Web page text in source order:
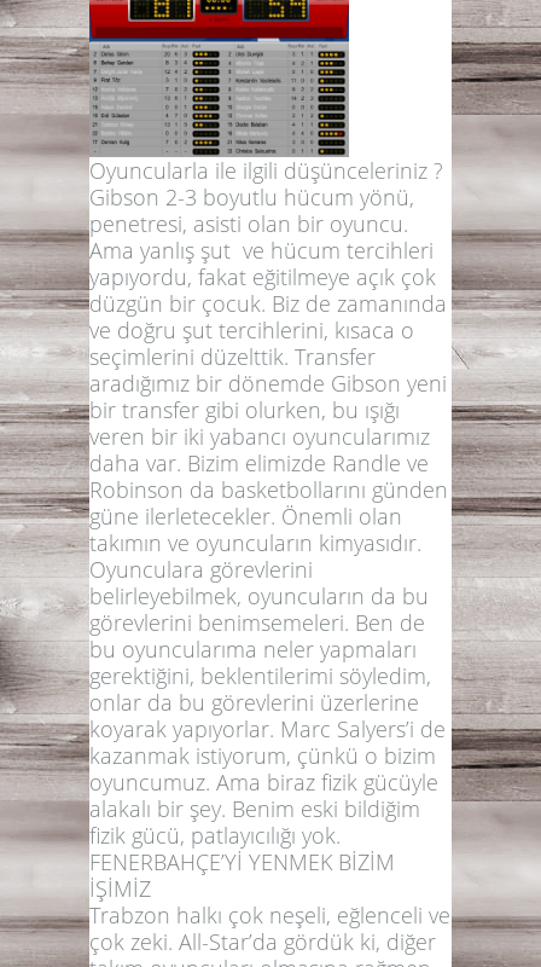
Oyuncularla ile ilgili düşünceleriniz ?
Gibson 2-3 boyutlu hücum yönü,
penetresi, asisti olan bir oyuncu.
Ama yanlış şut ve hücum tercihleri
yapıyordu, fakat eğitilmeye açık çok
düzgün bir çocuk. Biz de zamanında
ve doğru şut tercihlerini, kısaca o
seçimlerini düzelttik. Transfer
aradığımız bir dönemde Gibson yeni
bir transfer gibi olurken, bu ışığı
veren bir iki yabancı oyuncularımız
daha var. Bizim elimizde Randle ve
Robinson da basketbollarını günden
güne ilerletecekler. Önemli olan
takımın ve oyuncuların kimyasıdır.
Oyunculara görevlerini
belirleyebilmek, oyuncuların da bu
görevlerini benimsemeleri. Ben de
bu oyuncularıma neler yapmaları
gerektiğini, beklentilerimi söyledim,
onlar da bu görevlerini üzerlerine
koyarak yapıyorlar. Marc Salyers’i de
kazanmak istiyorum, çünkü o bizim
oyuncumuz. Ama biraz fizik gücüyle
alakalı bir şey. Benim eski bildiğim
fizik gücü, patlayıcılığı yok.
FENERBAHÇE’Yİ YENMEK BİZİM
İŞİMİZ
Trabzon halkı çok neşeli, eğlenceli ve
çok zeki. All-Star’da gördük ki, diğer